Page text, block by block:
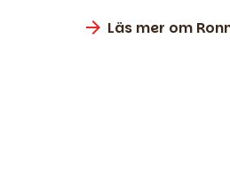
Läs mer om